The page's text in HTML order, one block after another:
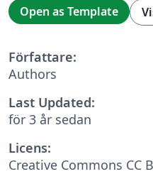
Open as Template
Författare:
Authors
Last Updated:
för 3 år sedan
Licens:
Creative Commons CC